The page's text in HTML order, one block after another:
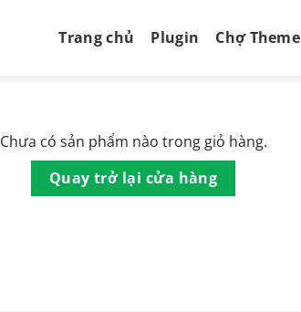
Trang chủ Plugin Chợ Theme
Chưa có sản phẩm nào trong giỏ hàng.
Quay trở lại cửa hàng